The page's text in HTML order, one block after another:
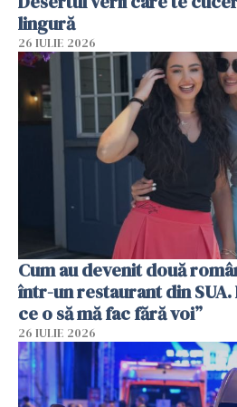
lingură
26 IULIE 2026
Cum au devenit două
într-un restaurant din SUA.
ce o să mă fac fără voi”
26 IULIE 2026